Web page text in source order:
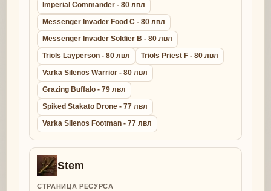
Imperial Commander - 80 лвл
Messenger Invader Food C - 80 лвл
Messenger Invader Soldier B - 80 лвл
Triols Layperson - 80 лвл
Triols Priest F - 80 лвл
Varka Silenos Warrior - 80 лвл
Grazing Buffalo - 79 лвл
Spiked Stakato Drone - 77 лвл
Varka Silenos Footman - 77 лвл
Stem
СТРАНИЦА РЕСУРСА